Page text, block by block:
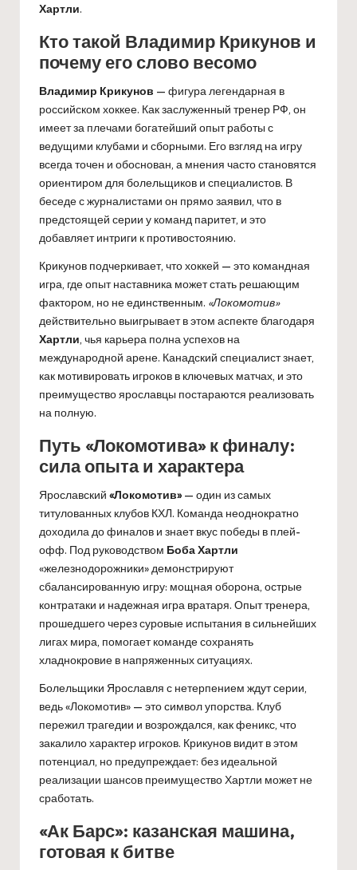
Хартли.
Кто такой Владимир Крикунов и
почему его слово весомо
Владимир Крикунов — фигура легендарная в
российском хоккее. Как заслуженный тренер РФ, он
имеет за плечами богатейший опыт работы с
ведущими клубами и сборными. Его взгляд на игру
всегда точен и обоснован, а мнения часто становятся
ориентиром для болельщиков и специалистов. В
беседе с журналистами он прямо заявил, что в
предстоящей серии у команд паритет, и это
добавляет интриги к противостоянию.
Крикунов подчеркивает, что хоккей — это командная
игра, где опыт наставника может стать решающим
фактором, но не единственным. «Локомотив»
действительно выигрывает в этом аспекте благодаря
Хартли, чья карьера полна успехов на
международной арене. Канадский специалист знает,
как мотивировать игроков в ключевых матчах, и это
преимущество ярославцы постараются реализовать
на полную.
Путь «Локомотива» к финалу:
сила опыта и характера
Ярославский «Локомотив»— один из самых
титулованных клубов КХЛ. Команда неоднократно
доходила до финалов и знает вкус победы в плей-
офф. Под руководством Боба Хартли
«железнодорожники» демонстрируют
сбалансированную игру: мощная оборона, острые
контратаки и надежная игра вратаря. Опыт тренера,
прошедшего через суровые испытания в сильнейших
лигах мира, помогает команде сохранять
хладнокровие в напряженных ситуациях.
Болельщики Ярославля с нетерпением ждут серии,
ведь «Локомотив» — это символ упорства. Клуб
пережил трагедии и возрождался, как феникс, что
закалило характер игроков. Крикунов видит в этом
потенциал, но предупреждает: без идеальной
реализации шансов преимущество Хартли может не
сработать.
«Ак Барс»: казанская машина,
готовая к битве